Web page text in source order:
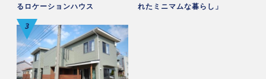
るロケーションハウス
れたミニマムな暮らし」